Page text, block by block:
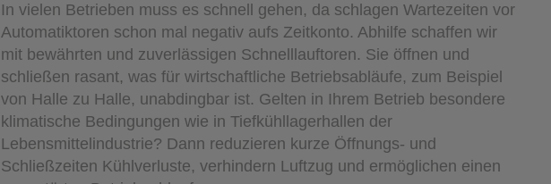
In vielen Betrieben muss es schnell gehen, da schlagen Wartezeiten vor
Automatiktoren schon mal negativ aufs Zeitkonto. Abhilfe schaffen wir
mit bewährten und zuverlässigen Schnelllauftoren. Sie öffnen und
schließen rasant, was für wirtschaftliche Betriebsabläufe, zum Beispiel
von Halle zu Halle, unabdingbar ist. Gelten in Ihrem Betrieb besondere
klimatische Bedingungen wie in Tiefkühllagerhallen der
Lebensmittelindustrie? Dann reduzieren kurze Öffnungs- und
Schließzeiten Kühlverluste, verhindern Luftzug und ermöglichen einen